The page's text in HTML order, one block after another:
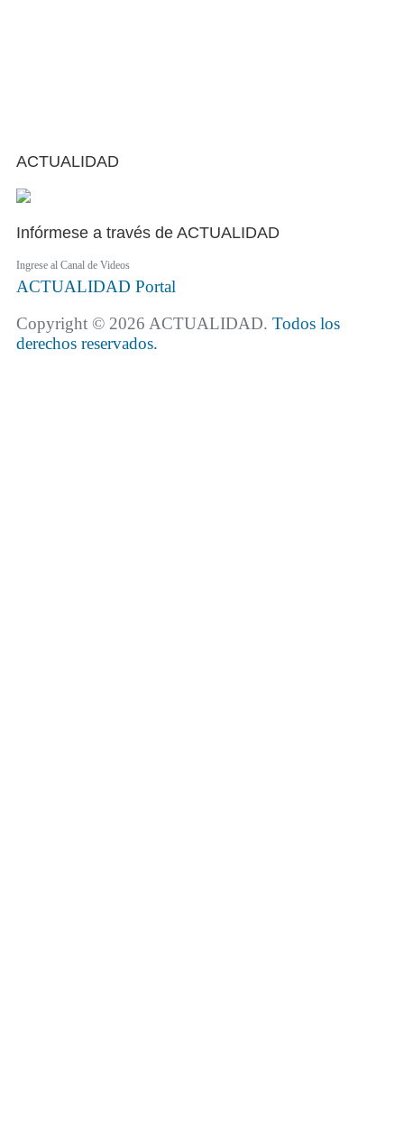
ACTUALIDAD
Infórmese a través de ACTUALIDAD
Ingrese al Canal de Videos
ACTUALIDAD Portal
Copyright © 2026 ACTUALIDAD. Todos los
derechos reservados.